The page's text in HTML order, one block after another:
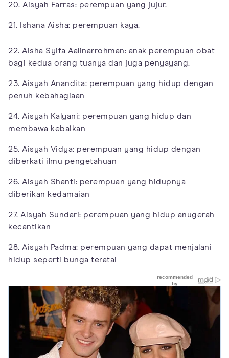
20. Aisyah Farras: perempuan yang jujur.
21. Ishana Aisha: perempuan kaya.
22. Aisha Syifa Aalinarrohman: anak perempuan obat
bagi kedua orang tuanya dan juga penyayang.
23. Aisyah Anandita: perempuan yang hidup dengan
penuh kebahagiaan
24. Aisyah Kalyani: perempuan yang hidup dan
membawa kebaikan
25. Aisyah Vidya: perempuan yang hidup dengan
diberkati ilmu pengetahuan
26. Aisyah Shanti: perempuan yang hidupnya
diberikan kedamaian
27. Aisyah Sundari: perempuan yang hidup anugerah
kecantikan
28. Aisyah Padma: perempuan yang dapat menjalani
hidup seperti bunga teratai